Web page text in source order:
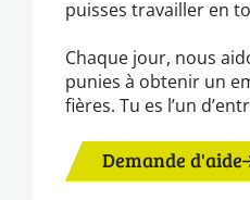
puisses travailler en
Chaque jour, nous
punies à obtenir un
fières. Tu es l’un
Demande d'aide